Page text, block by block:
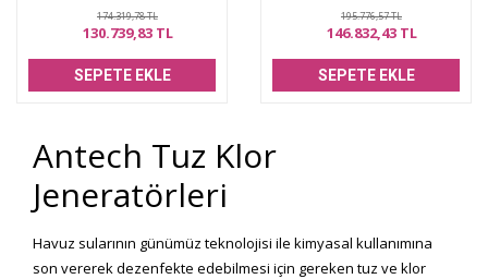
174.319,78 TL
130.739,83 TL
SEPETE EKLE
195.776,57 TL
146.832,43 TL
SEPETE EKLE
Antech Tuz Klor
Jeneratörleri
Havuz sularının günümüz teknolojisi ile kimyasal kullanımına
son vererek dezenfekte edebilmesi için gereken tuz ve klor